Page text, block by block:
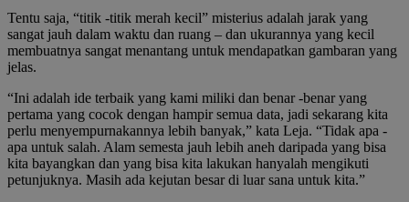
Tentu saja, “titik -titik merah kecil” misterius adalah jarak yang
sangat jauh dalam waktu dan ruang – dan ukurannya yang kecil
membuatnya sangat menantang untuk mendapatkan gambaran yang
jelas.
“Ini adalah ide terbaik yang kami miliki dan benar -benar yang
pertama yang cocok dengan hampir semua data, jadi sekarang kita
perlu menyempurnakannya lebih banyak,” kata Leja. “Tidak apa -
apa untuk salah. Alam semesta jauh lebih aneh daripada yang bisa
kita bayangkan dan yang bisa kita lakukan hanyalah mengikuti
petunjuknya. Masih ada kejutan besar di luar sana untuk kita.”